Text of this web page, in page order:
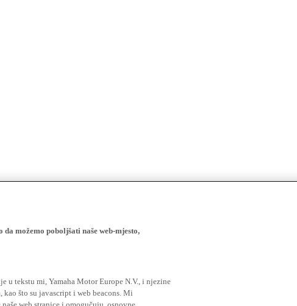
možemo poboljšati naše web-mjesto,
u tekstu mi, Yamaha Motor Europe N.V., i njezine
što su javascript i web beacons. Mi